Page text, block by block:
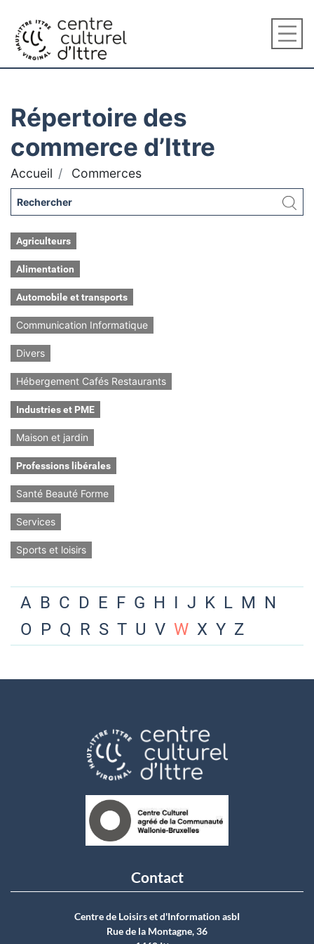
Répertoire des
commerce d’Ittre
Accueil Commerces
Agriculteurs
Alimentation
Automobile et transports
Communication Informatique
Divers
Hébergement Cafés Restaurants
Industries et PME
Maison et jardin
Professions libérales
Santé Beauté Forme
Services
Sports et loisirs
A B C D E F G H I J K L M N
O P Q R S T U V W X Y Z
Contact
Centre de Loisirs et d'Information asbI
Rue de la Montagne, 36